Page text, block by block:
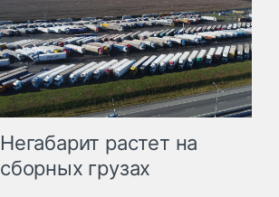
Негабарит растет на
сборных грузах